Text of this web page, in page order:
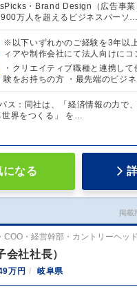
・Brand Design（広告事業
万人を超えるビジネスパーソ…
※以下いずれかのご経験を3年以
ィアや制作会社にて法人向けに
・クリエイティブ職種と連携し
験をお持ちの方 ・最先端のビジ
ス：同社は、「経済情報の力で
世界をつくる」 を…
になる
掲載
COO・経営幹部・カントリーヘッド
会社社長）
万円 岐阜県